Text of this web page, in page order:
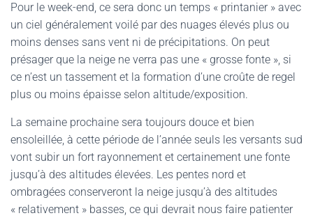
Pour le week-end, ce sera donc un temps « printanier » avec
un ciel généralement voilé par des nuages élevés plus ou
moins denses sans vent ni de précipitations. On peut
présager que la neige ne verra pas une « grosse fonte », si
ce n’est un tassement et la formation d’une croûte de regel
plus ou moins épaisse selon altitude/exposition.
La semaine prochaine sera toujours douce et bien
ensoleillée, à cette période de l’année seuls les versants sud
vont subir un fort rayonnement et certainement une fonte
jusqu’à des altitudes élevées. Les pentes nord et
ombragées conserveront la neige jusqu’à des altitudes
« relativement » basses, ce qui devrait nous faire patienter